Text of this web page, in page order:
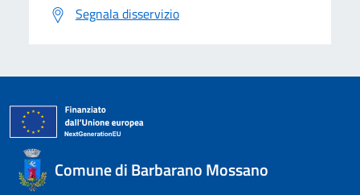
Segnala disservizio
Comune di Barbarano Mossano